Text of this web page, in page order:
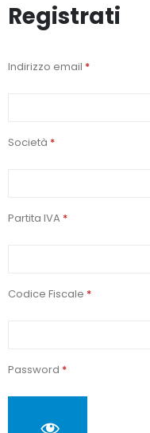
Registrati
Indirizzo email *
Società *
Partita IVA *
Codice Fiscale *
Password *